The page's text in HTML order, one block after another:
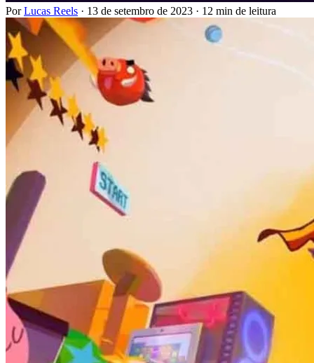
PorLucas Reels · 13 de setembro de 2023 · 12 min de leitura